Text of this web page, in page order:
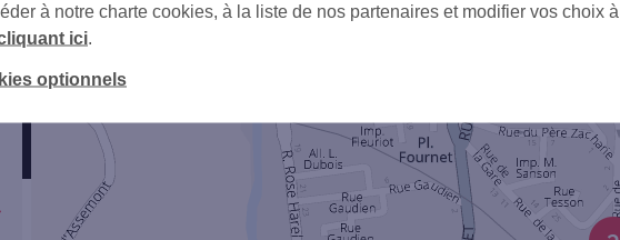
à notre charte cookies, à la liste de nos partenaires et modifier vos choix à
ici
optionnels